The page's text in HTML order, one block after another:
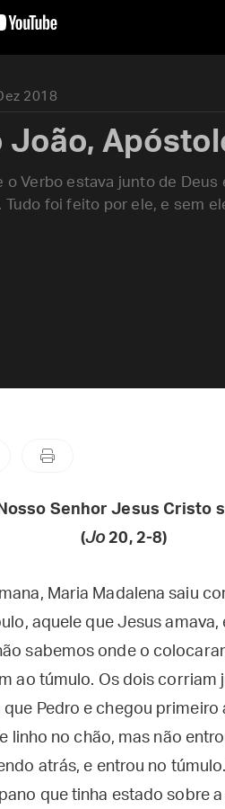
2018
João,
o Verbo estava junto de Deus
foi feito por ele, e sem
Senhor Jesus Cristo
(Jo 20, 2-8)
Maria Madalena saiu
aquele que Jesus amava,
sabemos onde o
ao túmulo. Os dois corriam
Pedro e chegou primeiro
linho no chão, mas não
atrás, e entrou no
que tinha estado sobre